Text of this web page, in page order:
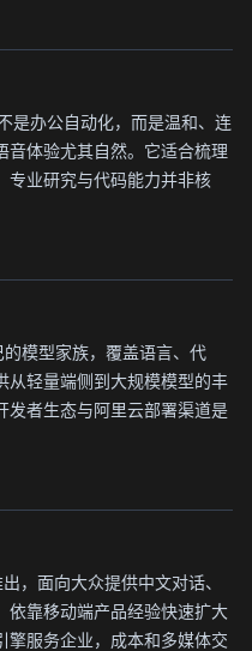
是办公自动化，而是温和、连
音体验尤其自然。它适合梳理
专业研究与代码能力并非核
模型家族，覆盖语言、代
从轻量端侧到大规模模型的丰
发者生态与阿里云部署渠道是
，面向大众提供中文对话、
依靠移动端产品经验快速扩大
擎服务企业，成本和多媒体交